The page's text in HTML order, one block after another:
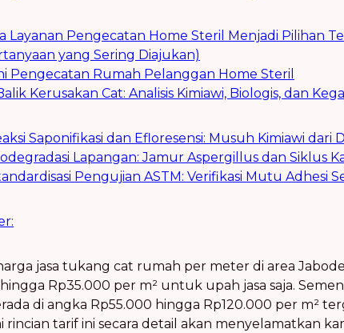
Layanan Pengecatan Home Steril Menjadi Pilihan
yang Sering Diajukan)
Pengecatan Rumah Pelanggan Home Steril
Kerusakan Cat: Analisis Kimiawi, Biologis, dan
Saponifikasi dan Efloresensi: Musuh Kimiawi dari
Lapangan: Jamur Aspergillus dan Siklus
Pengujian ASTM: Verifikasi Mutu Adhesi
jasa tukang cat rumah per meter di area
Rp35.000 per m² untuk upah jasa saja.
di angka Rp55.000 hingga Rp120.000 per m²
rincian tarif ini secara detail akan menyelamatkan